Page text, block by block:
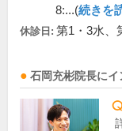
8:...(続きを
休診日: 第1・3水、
石岡充彬院長にイ